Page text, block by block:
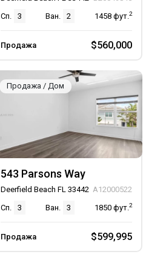
Сп.
3 Ван. 2 1458 фут.2
Продажа $560,000
Продажа / Дом
543 Parsons Way
Deerfield Beach FL 33442 A12000522
Сп.
3 Ван. 3 1850 фут.2
Продажа $599,995